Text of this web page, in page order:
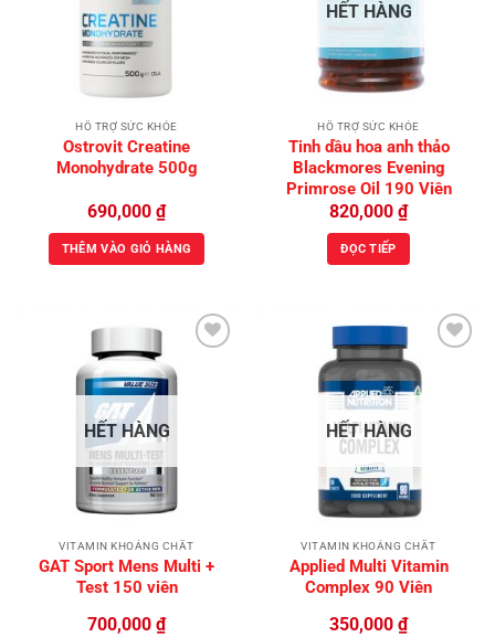
HỖ TRỢ SỨC KHỎE
Ostrovit Creatine
Monohydrate 500g
690,000 ₫
THÊM VÀO GIỎ HÀNG
HẾT HÀNG
HỖ TRỢ SỨC KHỎE
Tinh dầu hoa anh thảo
Blackmores Evening
Primrose Oil 190 Viên
820,000 ₫
ĐỌC TIẾP
HẾT HÀNG
VITAMIN KHOÁNG CHẤT
GAT Sport Mens Multi +
Test 150 viên
700,000 ₫
HẾT HÀNG
VITAMIN KHOÁNG CHẤT
Applied Multi Vitamin
Complex 90 Viên
350,000 ₫